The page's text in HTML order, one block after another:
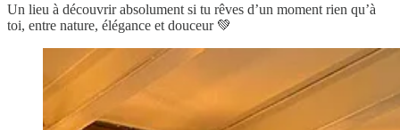
Un lieu à découvrir absolument si tu rêves d’un moment rien qu’à
toi, entre nature, élégance et douceur 💚